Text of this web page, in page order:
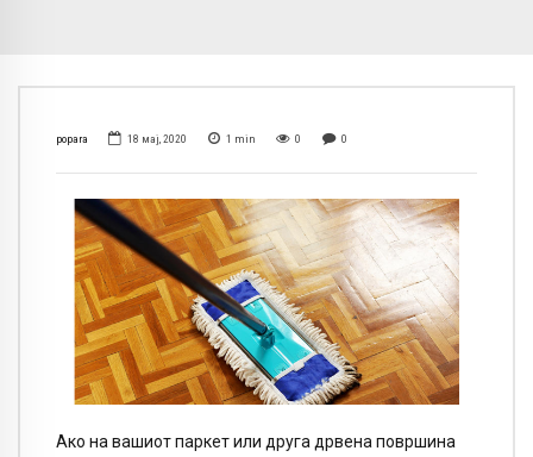
popara 18 мај, 2020 1 min 0 0
Ако на вашиот паркет или друга дрвена површина